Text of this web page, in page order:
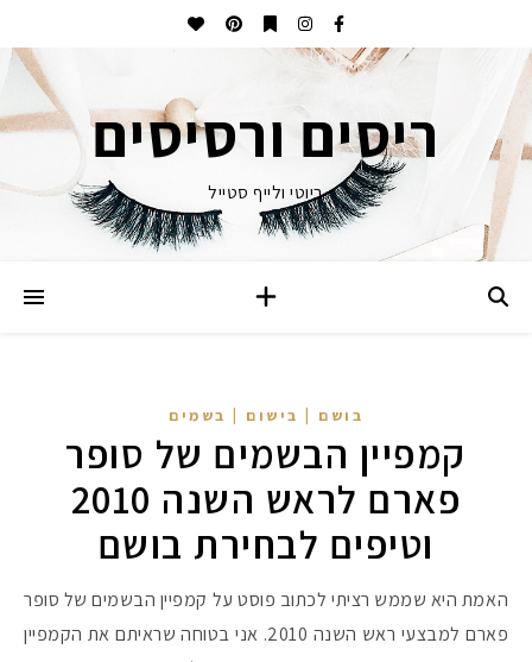
ריסים ורסיסים
ביוטי ולייף סטייל
בושם | בישום | בשמים
קמפיין הבשמים של סופר
פארם לראש השנה 2010
וטיפים לבחירת בושם
האמת היא שממש רציתי לכתוב פוסט על קמפיין הבשמים של סופר
פארם למבצעי ראש השנה 2010. אני בטוחה שראיתם את הקמפיין